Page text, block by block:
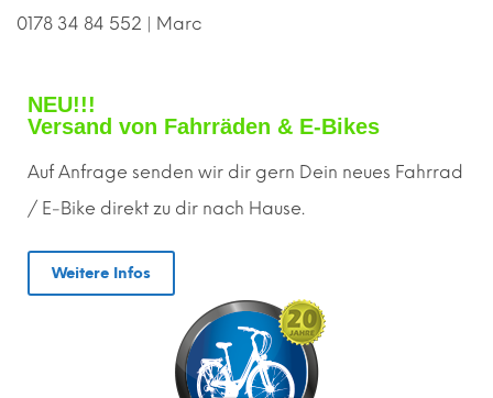
0178 34 84 552 | Marc
NEU!!!
Versand von Fahrräden & E-Bikes
Auf Anfrage senden wir dir gern Dein neues Fahrrad
/ E-Bike direkt zu dir nach Hause.
Weitere Infos